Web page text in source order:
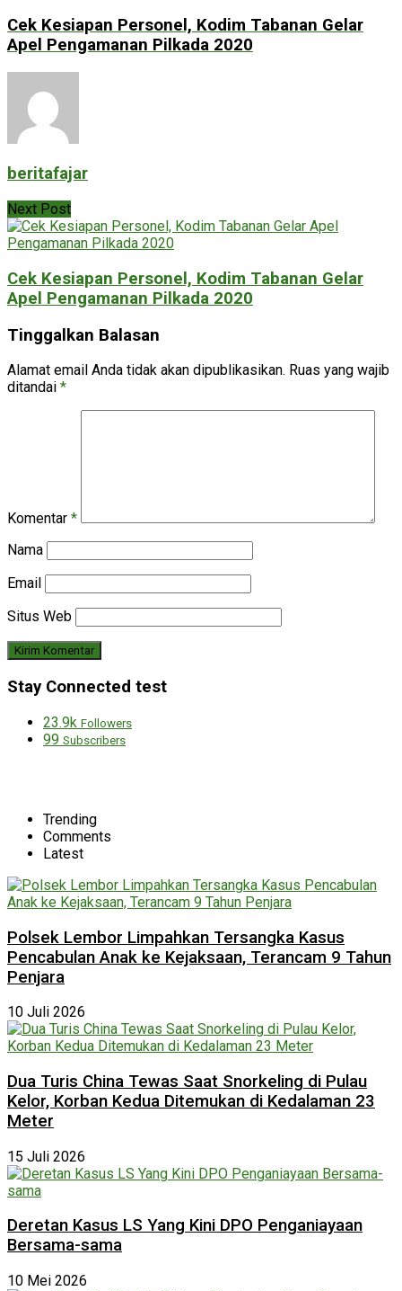
Cek Kesiapan Personel, Kodim Tabanan Gelar
Apel Pengamanan Pilkada 2020
beritafajar
Next Post
Cek Kesiapan Personel, Kodim Tabanan Gelar
Apel Pengamanan Pilkada 2020
Tinggalkan Balasan
Alamat email Anda tidak akan dipublikasikan. Ruas yang wajib
ditandai *
Komentar *
Nama
Email
Situs Web
Stay Connected test
23.9k Followers
99 Subscribers
Trending
Comments
Latest
Polsek Lembor Limpahkan Tersangka Kasus
Pencabulan Anak ke Kejaksaan, Terancam 9 Tahun
Penjara
10 Juli 2026
Dua Turis China Tewas Saat Snorkeling di Pulau
Kelor, Korban Kedua Ditemukan di Kedalaman 23
Meter
15 Juli 2026
Deretan Kasus LS Yang Kini DPO Penganiayaan
Bersama-sama
10 Mei 2026